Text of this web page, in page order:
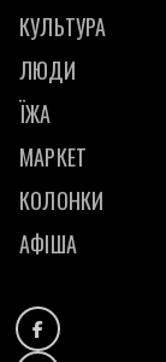
КУЛЬТУРА
ЛЮДИ
ЇЖА
МАРКЕТ
КОЛОНКИ
АФІША